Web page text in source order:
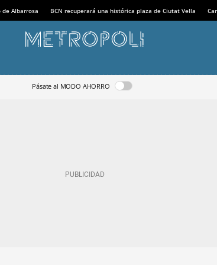
Albarrosa BCN recuperará una histórica plaza de Ciutat Vella
Pásate al MODO AHORRO